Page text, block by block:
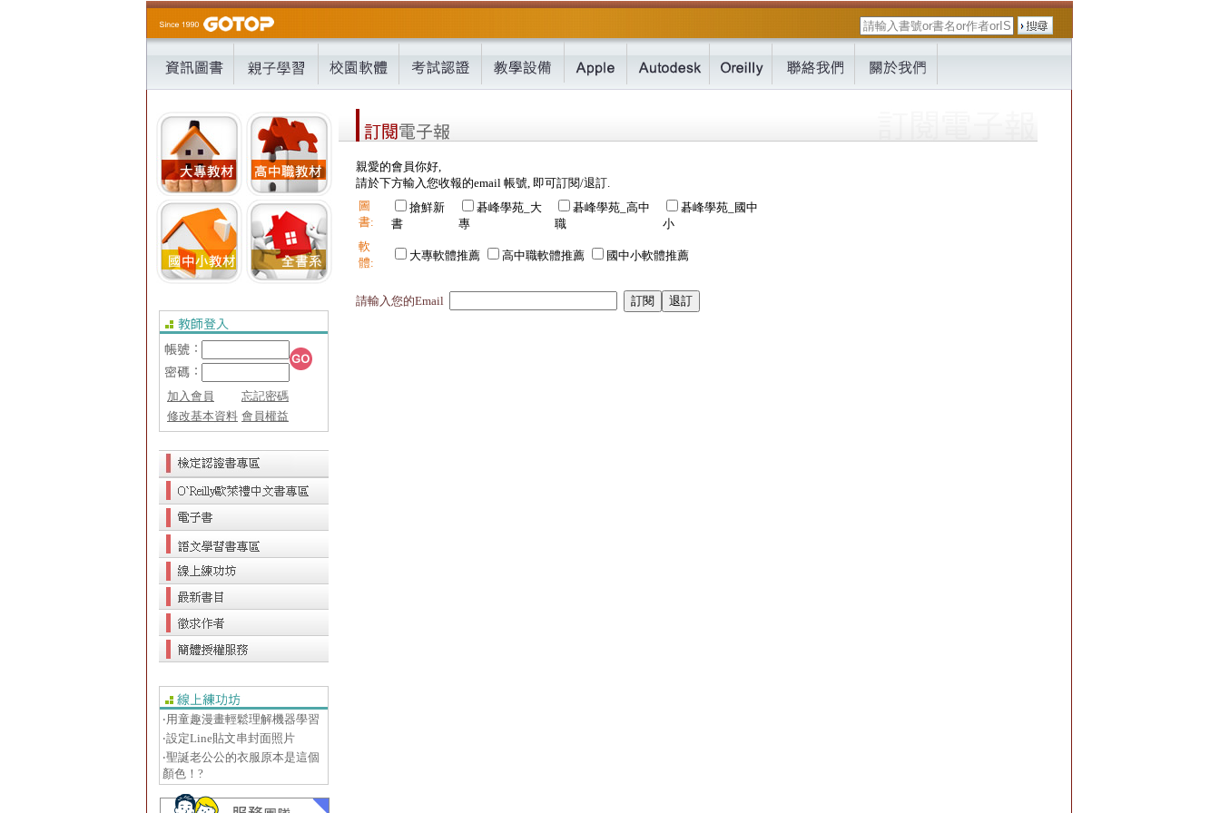
加入會員
忘記密碼
修改基本資料 會員權益
‧用童趣漫畫輕鬆理解機器學習
‧設定Line貼文串封面照片
‧聖誕老公公的衣服原本是這個
顏色！?
親愛的會員你好,
請於下方輸入您收報的email 帳號, 即可訂閱/退訂.
圖
書:
搶鮮新
書
碁峰學苑_大
專
碁峰學苑_高中
職
碁峰學苑_國中
小
軟
體:
大專軟體推薦 高中職軟體推薦 國中小軟體推薦
請輸入您的Email